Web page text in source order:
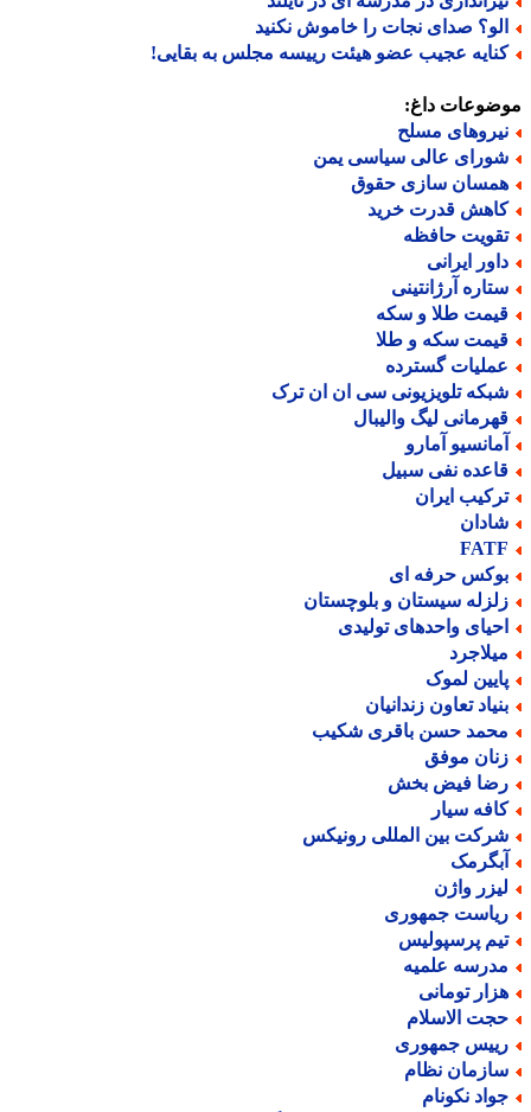
صدای نجات را خاموش نکنید
عجیب عضو هیئت رییسه مجلس به بقایی!
داغ:
مسلح
عالی سیاسی یمن
سازی حقوق
قدرت خرید
حافظه
ایرانی
آرژانتینی
طلا و سکه
سکه و طلا
گسترده
تلویزیونی سی ان ان ترک
لیگ والیبال
آمارو
نفی سبیل
ایران
حرفه ای
سیستان و بلوچستان
واحدهای تولیدی
لموک
تعاون زندانیان
حسن باقری شکیب
موفق
فیض بخش
سیار
بین المللی رونیکس
واژن
جمهوری
پرسپولیس
علمیه
تومانی
الاسلام
جمهوری
نظام
نکونام